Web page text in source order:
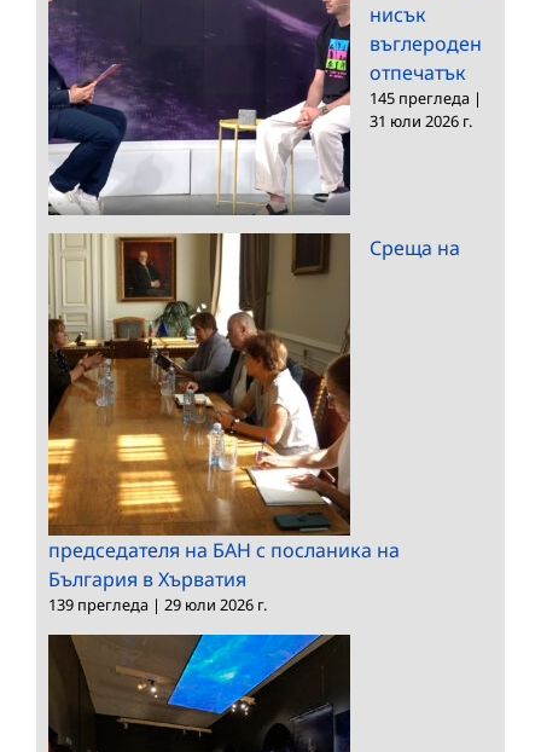
нисък
въглероден
отпечатък
145 прегледа |
31 юли 2026 г.
Среща на
председателя на БАН с посланика на
България в Хърватия
139 прегледа | 29 юли 2026 г.